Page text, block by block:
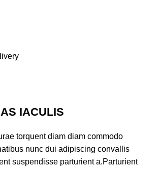
IACULIS
torquent diam diam commodo
nunc dui adipiscing convallis
suspendisse parturient a.Parturient